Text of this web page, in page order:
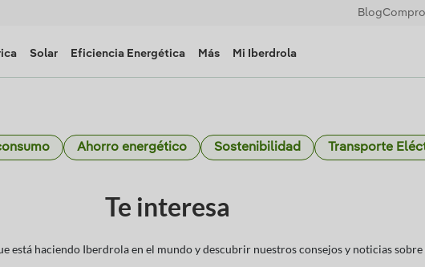
Blog
Solar Eficiencia Energética Más Mi Iberdrola
Ahorro energético Sostenibilidad Transporte
Te interesa
está haciendo Iberdrola en el mundo y descubrir nuestros consejos y noticias sobre